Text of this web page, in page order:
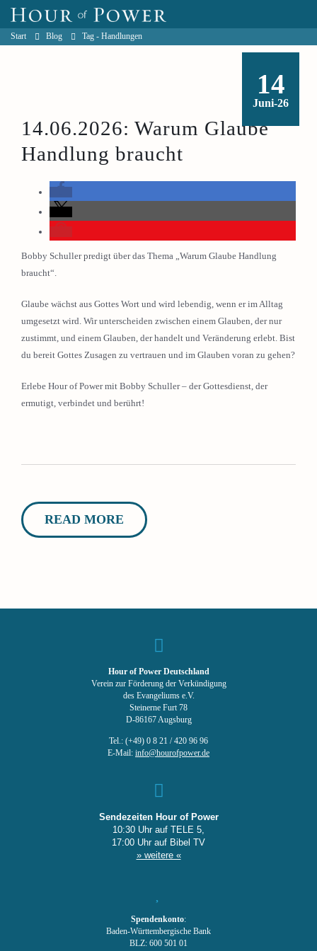
Start Blog Tag - Handlungen
14
Juni-26
14.06.2026: Warum Glaube
Handlung braucht
Bobby Schuller predigt über das Thema „Warum Glaube Handlung
braucht“.
Glaube wächst aus Gottes Wort und wird lebendig, wenn er im Alltag
umgesetzt wird. Wir unterscheiden zwischen einem Glauben, der nur
zustimmt, und einem Glauben, der handelt und Veränderung erlebt. Bist
du bereit Gottes Zusagen zu vertrauen und im Glauben voran zu gehen?
Erlebe Hour of Power mit Bobby Schuller – der Gottesdienst, der
ermutigt, verbindet und berührt!
READ MORE
Hour of Power Deutschland
Verein zur Förderung der Verkündigung
des Evangeliums e.V.
Steinerne Furt 78
D-86167 Augsburg
Tel.: (+49) 0 8 21 / 420 96 96
E-Mail: info@hourofpower.de
Sendezeiten Hour of Power
10:30 Uhr auf TELE 5,
17:00 Uhr auf Bibel TV
» weitere «
Spendenkonto:
Baden-Württembergische Bank
BLZ: 600 501 01